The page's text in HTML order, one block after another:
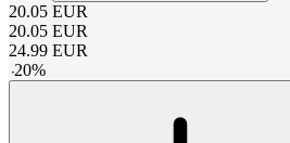
20.05 EUR
20.05 EUR
24.99 EUR
-20%